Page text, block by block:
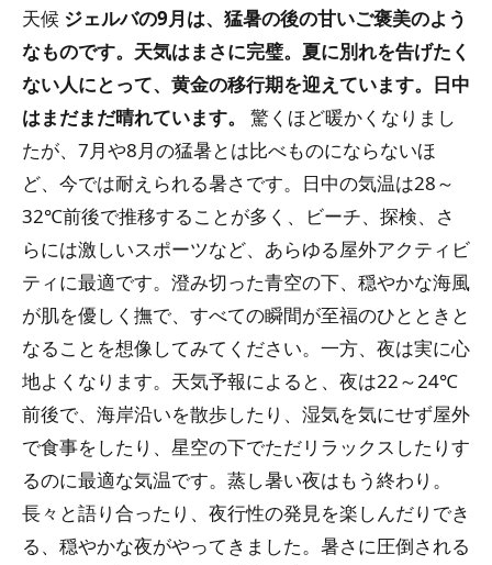
天候 ジェルバの9月は、猛暑の後の甘いご褒美のよう
なものです。天気はまさに完璧。夏に別れを告げたく
ない人にとって、黄金の移行期を迎​​えています。日中
はまだまだ晴れています。
驚くほど暖かくなりまし
たが、7月や8月の猛暑とは比べものにならないほ
ど、今では耐えられる暑さです。日中の気温は28～
32℃前後で推移することが多く、ビーチ、探検、さ
らには激しいスポーツなど、あらゆる屋外アクティビ
ティに最適です。澄み切った青空の下、穏やかな海風
が肌を優しく撫で、すべての瞬間が至福のひとときと
なることを想像してみてください。一方、夜は実に心
地よくなります。天気予報によると、夜は22～24℃
前後で、海岸沿いを散歩したり、湿気を気にせず屋外
で食事をしたり、星空の下でただリラックスしたりす
るのに最適な気温です。蒸し暑い夜はもう終わり。
長々と語り合ったり、夜行性の発見を楽しんだりでき
る、穏やかな夜がやってきました。暑さに圧倒される